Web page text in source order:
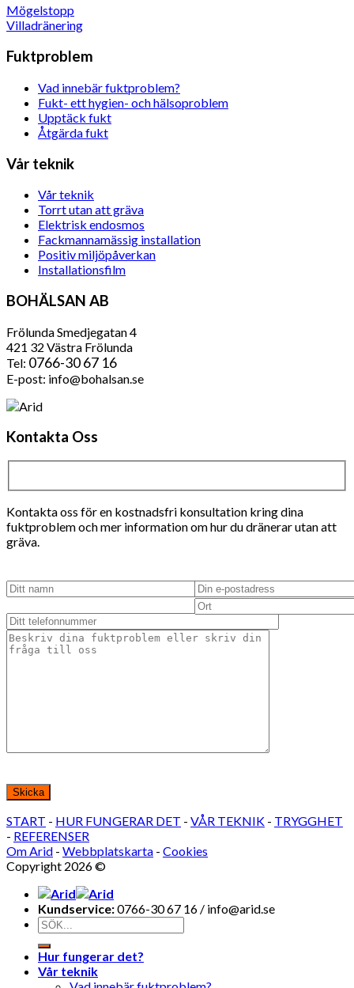
Mögelstopp
Villadränering
Fuktproblem
Vad innebär fuktproblem?
Fukt- ett hygien- och hälsoproblem
Upptäck fukt
Åtgärda fukt
Vår teknik
Vår teknik
Torrt utan att gräva
Elektrisk endosmos
Fackmannamässig installation
Positiv miljöpåverkan
Installationsfilm
BOHÄLSAN AB
Frölunda Smedjegatan 4
421 32 Västra Frölunda
Tel: 0766-30 67 16
E-post: info@bohalsan.se
Kontakta Oss
Kontakta oss för en kostnadsfri konsultation kring dina
fuktproblem och mer information om hur du dränerar utan att
gräva.
START - HUR FUNGERAR DET - VÅR TEKNIK - TRYGGHET
- REFERENSER
Om Arid - Webbplatskarta - Cookies
Copyright 2026 ©
Kundservice:0766-30 67 16 / info@arid.se
Hur fungerar det?
Vår teknik